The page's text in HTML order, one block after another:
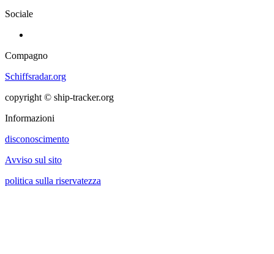
Sociale
Compagno
Schiffsradar.org
copyright © ship-tracker.org
Informazioni
disconoscimento
Avviso sul sito
politica sulla riservatezza